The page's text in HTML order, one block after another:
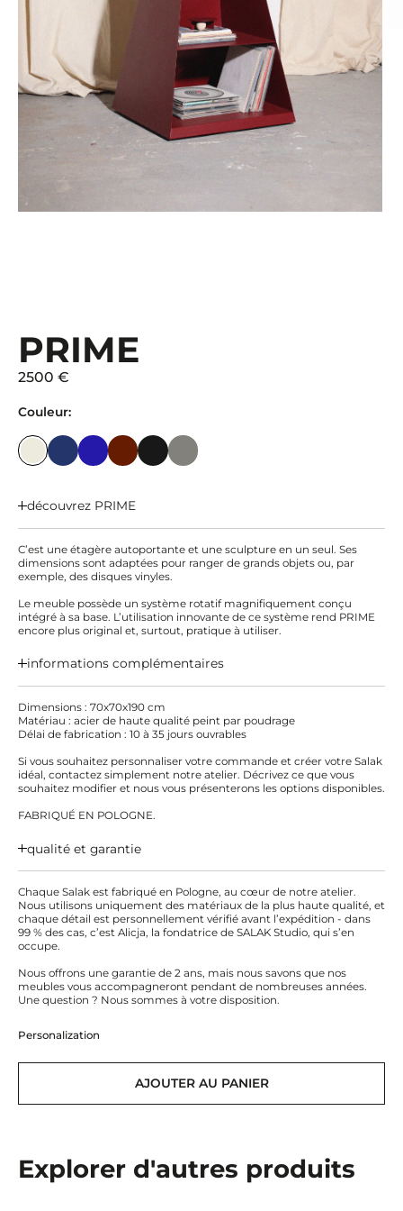
PRIME
2500 €
Couleur:
découvrez PRIME
C’est une étagère autoportante et une sculpture en un seul. Ses
dimensions sont adaptées pour ranger de grands objets ou, par
exemple, des disques vinyles.
Le meuble possède un système rotatif magnifiquement conçu
intégré à sa base. L’utilisation innovante de ce système rend PRIME
encore plus original et, surtout, pratique à utiliser.
informations complémentaires
Dimensions : 70x70x190 cm
Matériau : acier de haute qualité peint par poudrage
Délai de fabrication : 10 à 35 jours ouvrables
Si vous souhaitez personnaliser votre commande et créer votre Salak
idéal, contactez simplement notre atelier. Décrivez ce que vous
souhaitez modifier et nous vous présenterons les options disponibles.
FABRIQUÉ EN POLOGNE.
qualité et garantie
Chaque Salak est fabriqué en Pologne, au cœur de notre atelier.
Nous utilisons uniquement des matériaux de la plus haute qualité, et
chaque détail est personnellement vérifié avant l’expédition - dans
99 % des cas, c’est Alicja, la fondatrice de SALAK Studio, qui s’en
occupe.
Nous offrons une garantie de 2 ans, mais nous savons que nos
meubles vous accompagneront pendant de nombreuses années.
Une question ? Nous sommes à votre disposition.
Personalization
AJOUTER AU PANIER
Explorer d'autres produits